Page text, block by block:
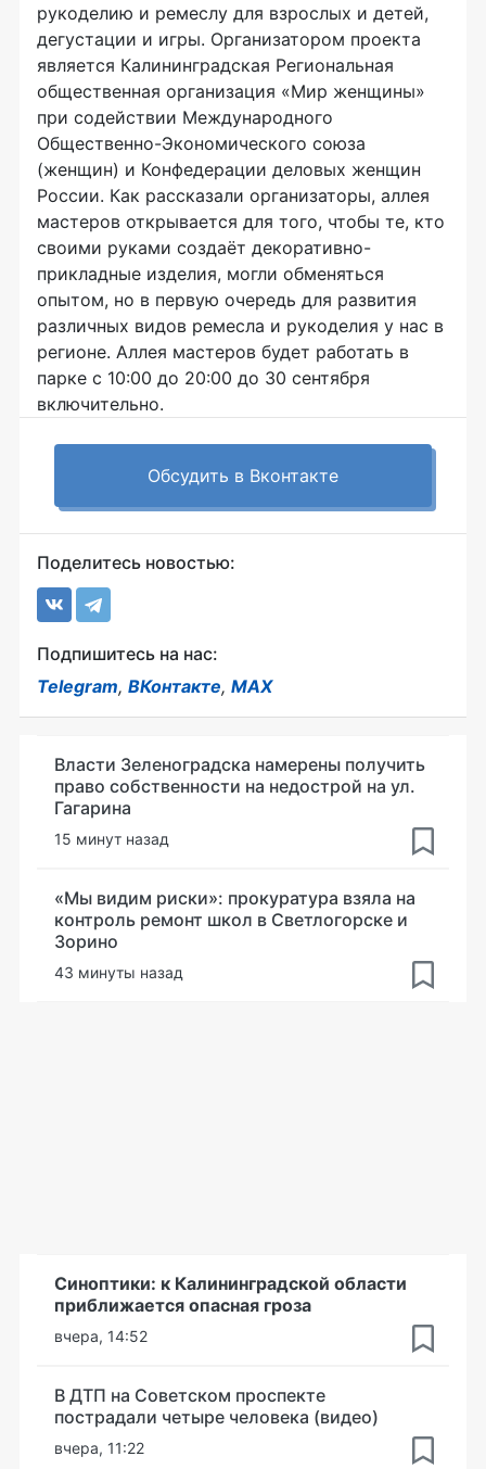
рукоделию и ремеслу для взрослых и детей,
дегустации и игры. Организатором проекта
является Калининградская Региональная
общественная организация «Мир женщины»
при содействии Международного
Общественно-Экономического союза
(женщин) и Конфедерации деловых женщин
России. Как рассказали организаторы, аллея
мастеров открывается для того, чтобы те, кто
своими руками создаёт декоративно-
прикладные изделия, могли обменяться
опытом, но в первую очередь для развития
различных видов ремесла и рукоделия у нас в
регионе. Аллея мастеров будет работать в
парке с 10:00 до 20:00 до 30 сентября
включительно.
Обсудить в Вконтакте
Поделитесь новостью:
Подпишитесь на нас:
Telegram, ВКонтакте, MAX
Власти Зеленоградска намерены получить
право собственности на недострой на ул.
Гагарина
15 минут назад
«Мы видим риски»: прокуратура взяла на
контроль ремонт школ в Светлогорске и
Зорино
43 минуты назад
Синоптики: к Калининградской области
приближается опасная гроза
вчера, 14:52
В ДТП на Советском проспекте
пострадали четыре человека (видео)
вчера, 11:22